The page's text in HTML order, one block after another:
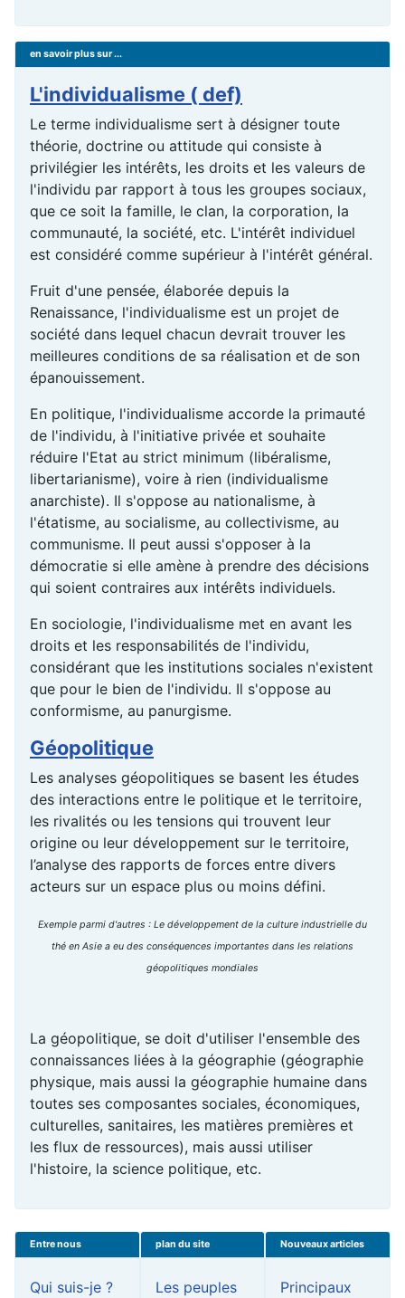
en savoir plus sur ...
L'individualisme ( def)
Le terme individualisme sert à désigner toute
théorie, doctrine ou attitude qui consiste à
privilégier les intérêts, les droits et les valeurs de
l'individu par rapport à tous les groupes sociaux,
que ce soit la famille, le clan, la corporation, la
communauté, la société, etc. L'intérêt individuel
est considéré comme supérieur à l'intérêt général.
Fruit d'une pensée, élaborée depuis la
Renaissance, l'individualisme est un projet de
société dans lequel chacun devrait trouver les
meilleures conditions de sa réalisation et de son
épanouissement.
En politique, l'individualisme accorde la primauté
de l'individu, à l'initiative privée et souhaite
réduire l'Etat au strict minimum (libéralisme,
libertarianisme), voire à rien (individualisme
anarchiste). Il s'oppose au nationalisme, à
l'étatisme, au socialisme, au collectivisme, au
communisme. Il peut aussi s'opposer à la
démocratie si elle amène à prendre des décisions
qui soient contraires aux intérêts individuels.
En sociologie, l'individualisme met en avant les
droits et les responsabilités de l'individu,
considérant que les institutions sociales n'existent
que pour le bien de l'individu. Il s'oppose au
conformisme, au panurgisme.
Géopolitique
Les analyses géopolitiques se basent les études
des interactions entre le politique et le territoire,
les rivalités ou les tensions qui trouvent leur
origine ou leur développement sur le territoire,
l’analyse des rapports de forces entre divers
acteurs sur un espace plus ou moins défini.
Exemple parmi d'autres : Le développement de la culture industrielle du
thé en Asie a eu des conséquences importantes dans les relations
géopolitiques mondiales
La géopolitique, se doit d'utiliser l'ensemble des
connaissances liées à la géographie (géographie
physique, mais aussi la géographie humaine dans
toutes ses composantes sociales, économiques,
culturelles, sanitaires, les matières premières et
les flux de ressources), mais aussi utiliser
l'histoire, la science politique, etc.
Entre nous
Qui suis-je ?
plan du site
Les peuples
Nouveaux articles
Principaux